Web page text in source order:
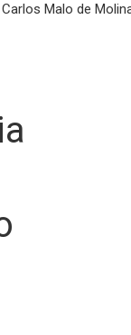
Malo de